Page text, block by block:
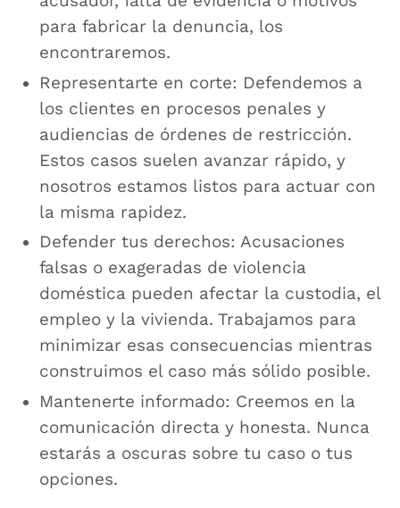
para fabricar la denuncia, los
encontraremos.
Representarte en corte: Defendemos a
los clientes en procesos penales y
audiencias de órdenes de restricción.
Estos casos suelen avanzar rápido, y
nosotros estamos listos para actuar con
la misma rapidez.
Defender tus derechos: Acusaciones
falsas o exageradas de violencia
doméstica pueden afectar la custodia, el
empleo y la vivienda. Trabajamos para
minimizar esas consecuencias mientras
construimos el caso más sólido posible.
Mantenerte informado: Creemos en la
comunicación directa y honesta. Nunca
estarás a oscuras sobre tu caso o tus
opciones.